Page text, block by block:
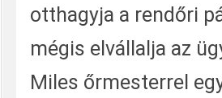
otthagyja a rendőri
mégis elvállalja az
Miles őrmesterrel